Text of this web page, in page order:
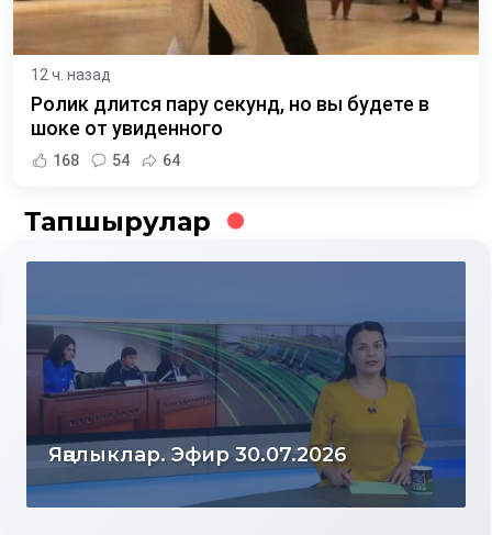
12 ч. назад
Ролик длится пару секунд, но вы будете в
шоке от увиденного
168 54 64
Тапшырулар
Яңалыклар. Эфир 30.07.2026